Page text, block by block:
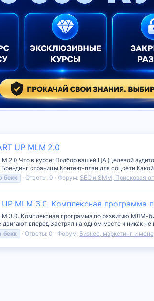
UP MLM 2.0
2.0 Что в курсе: Подбор вашей ЦА (целевой
страницы Контент-план для соцсети
бекк Ответы: 0 Форум: SEO и SMM, Поисковая
UP MLM 3.0. Kомплексная
3.0. Kомплексная программа по развитию МЛМ-
вперед Застрял на одном месте и никак не
бекк Ответы: 0 Форум: Бизнес, маркетинг и